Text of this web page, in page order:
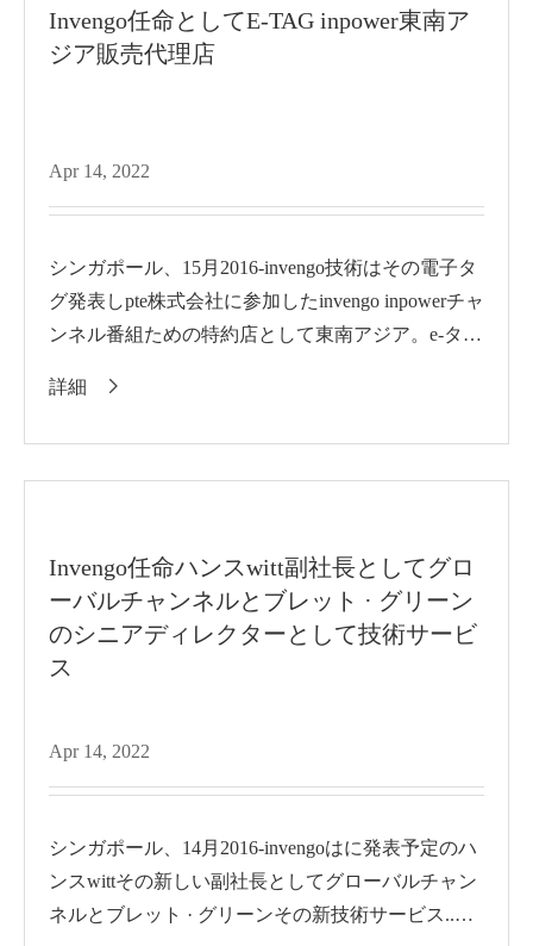
Invengo任命としてE-TAG inpower東南ア
ジア販売代理店
Apr 14, 2022
シンガポール、15月2016-invengo技術はその電子タ
グ発表しpte株式会社に参加したinvengo inpowerチャ
ンネル番組ための特約店として東南アジア。e-タグ
詳細

Invengo任命ハンスwitt副社長としてグロ
ーバルチャンネルとブレット · グリーン
のシニアディレクターとして技術サービ
ス
Apr 14, 2022
シンガポール、14月2016-invengoはに発表予定のハ
ンスwittその新しい副社長としてグローバルチャン
ネルとブレット · グリーンその新技術サービス..ボ